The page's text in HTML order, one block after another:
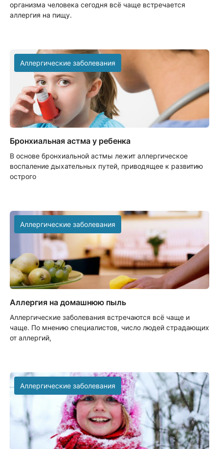
организма человека сегодня всё чаще встречается
аллергия на пищу.
Аллергические заболевания
Бронхиальная астма у ребенка
В основе бронхиальной астмы лежит аллергическое
воспаление дыхательных путей, приводящее к развитию
острого
Аллергические заболевания
Аллергия на домашнюю пыль
Аллергические заболевания встречаются всё чаще и
чаще. По мнению специалистов, число людей страдающих
от аллергий,
Аллергические заболевания